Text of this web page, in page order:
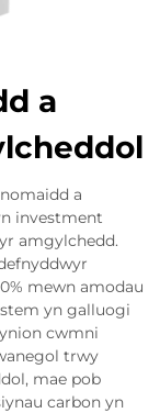
a
a
investment
amgylchedd.
mewn amodau
yn galluogi
cwmni
trwy
mae pob
carbon yn